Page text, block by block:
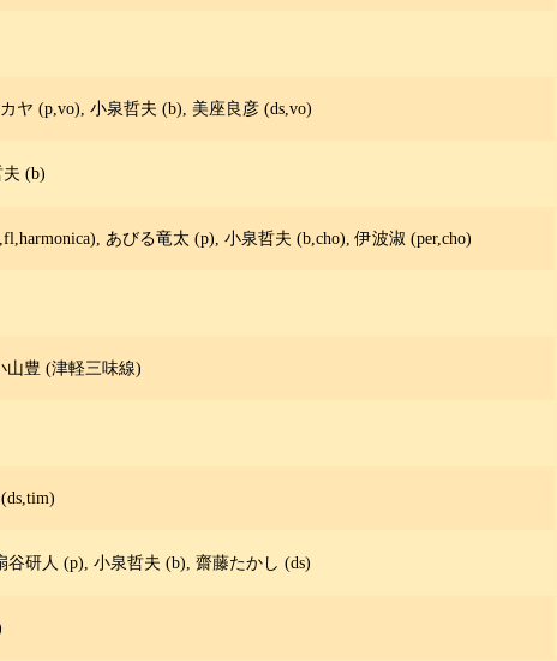
ヤ (p,vo), 小泉哲夫 (b), 美座良彦 (ds,vo)
(b)
あびる竜太 (p), 小泉哲夫 (b,cho), 伊波淑 (per,cho)
山豊 (津軽三味線)
研人 (p), 小泉哲夫 (b), 齋藤たかし (ds)